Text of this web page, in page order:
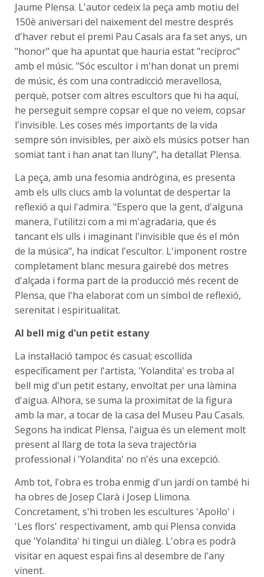
Jaume Plensa. L'autor cedeix la peça amb motiu del
150è aniversari del naixement del mestre després
d'haver rebut el premi Pau Casals ara fa set anys, un
"honor" que ha apuntat que hauria estat "recíproc"
amb el músic. "Sóc escultor i m'han donat un premi
de músic, és com una contradicció meravellosa,
perquè, potser com altres escultors que hi ha aquí,
he perseguit sempre copsar el que no veiem, copsar
l'invisible. Les coses més importants de la vida
sempre són invisibles, per això els músics potser han
somiat tant i han anat tan lluny", ha detallat Plensa.
La peça, amb una fesomia andrògina, es presenta
amb els ulls clucs amb la voluntat de despertar la
reflexió a qui l'admira. "Espero que la gent, d'alguna
manera, l'utilitzi com a mi m'agradaria, que és
tancant els ulls i imaginant l'invisible que és el món
de la música", ha indicat l'escultor. L'imponent rostre
completament blanc mesura gairebé dos metres
d'alçada i forma part de la producció més recent de
Plensa, que l'ha elaborat com un símbol de reflexió,
serenitat i espiritualitat.
Al bell mig d'un petit estany
La instal·lació tampoc és casual; escollida
específicament per l'artista, 'Yolandita' es troba al
bell mig d'un petit estany, envoltat per una làmina
d'aigua. Alhora, se suma la proximitat de la figura
amb la mar, a tocar de la casa del Museu Pau Casals.
Segons ha indicat Plensa, l'aigua és un element molt
present al llarg de tota la seva trajectòria
professional i 'Yolandita' no n'és una excepció.
Amb tot, l'obra es troba enmig d'un jardí on també hi
ha obres de Josep Clarà i Josep Llimona.
Concretament, s'hi troben les escultures 'Apol·lo' i
'Les flors' respectivament, amb qui Plensa convida
que 'Yolandita' hi tingui un diàleg. L'obra es podrà
visitar en aquest espai fins al desembre de l'any
vinent.